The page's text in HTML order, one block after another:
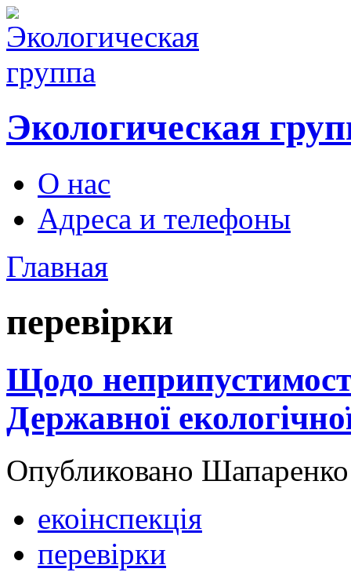
Экологическая
О нас
Адреса и телефоны
Главная
перевірки
Щодо
Державної
Опубликовано
екоінспекція
перевірки